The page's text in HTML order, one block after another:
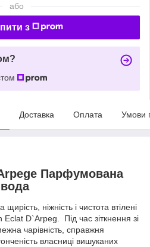
або
з
Доставка Оплата Умови
Парфумована
вода
ніжність і чистота втілені
D`Arpeg. Під час зіткнення зі
чарівність, справжня
власниці вишуканих